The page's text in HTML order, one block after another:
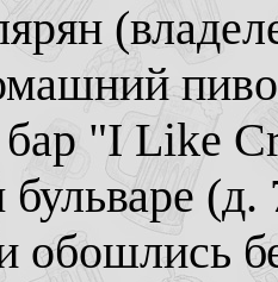
бар "I Like
бульваре
обошлись